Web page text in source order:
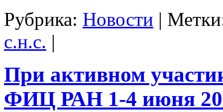
Рубрика: Новости |
с.н.с. |
При активном
ФИЦ РАН 1-4 июня